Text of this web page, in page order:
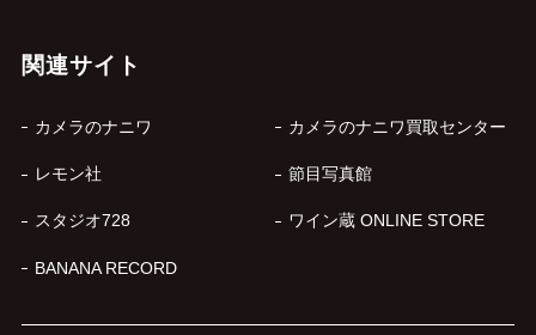
関連サイト
カメラのナニワ カメラのナニワ買取センター
レモン社 節目写真館
スタジオ728 ワイン蔵 ONLINE STORE
BANANA RECORD